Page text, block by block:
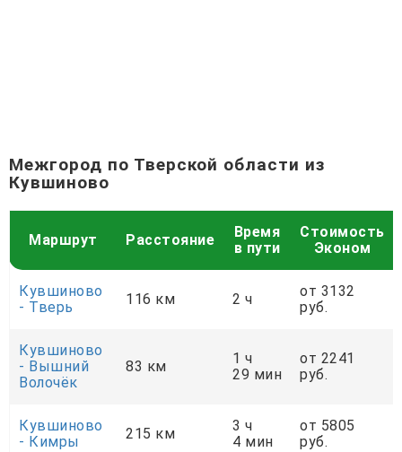
Межгород по Тверской области из
Кувшиново
Маршрут Расстояние
Время
в пути
Стоимость
Эконом
Кувшиново
- Тверь
116 км 2 ч
от 3132
руб.
Кувшиново
- Вышний
Волочёк
83 км
1 ч
29 мин
от 2241
руб.
Кувшиново
- Кимры
215 км
3 ч
4 мин
от 5805
руб.